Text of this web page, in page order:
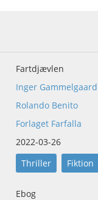
Fartdjævlen
Inger
Rolando Benito
Forlaget Farfalla
2022-03-26
Thriller Fiktion
Ebog